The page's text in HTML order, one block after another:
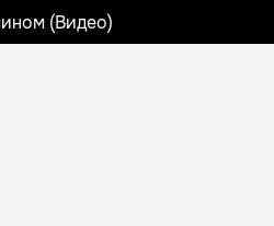
(Видео)